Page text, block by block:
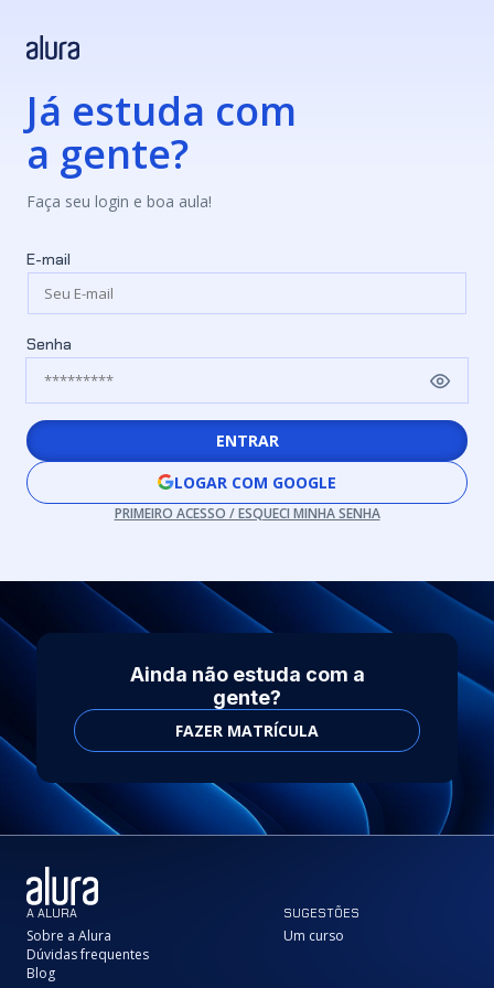
Já estuda com
a gente?
Faça seu login e boa aula!
E-mail
Senha
ENTRAR
LOGAR COM GOOGLE
PRIMEIRO ACESSO / ESQUECI MINHA SENHA
Ainda não estuda com a
gente?
FAZER MATRÍCULA
A ALURA
Sobre a Alura
Dúvidas frequentes
Blog
SUGESTÕES
Um curso